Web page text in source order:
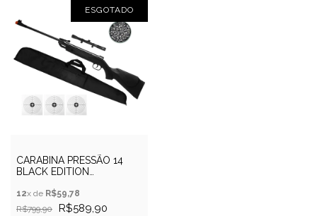
ESGOTADO
CARABINA PRESSÃO 14
BLACK EDITION
12x de R$59,78
R$799,90
R$589,90